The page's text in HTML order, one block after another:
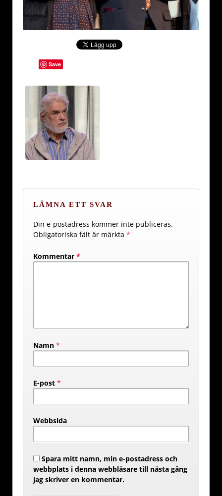
Save
LÄMNA ETT SVAR
Din e-postadress kommer inte publiceras.
Obligatoriska fält är märkta *
Kommentar *
Namn *
E-post *
Webbsida
Spara mitt namn, min e-postadress och
webbplats i denna webbläsare till nästa gång
jag skriver en kommentar.